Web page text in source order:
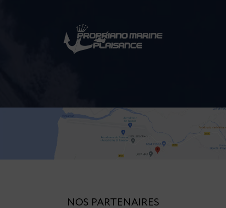
NOS PARTENAIRES